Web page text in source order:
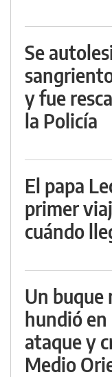
Se
y fue
la Policía
El papa
primer
cuándo
Un buque
hundió en
ataque y
Medio